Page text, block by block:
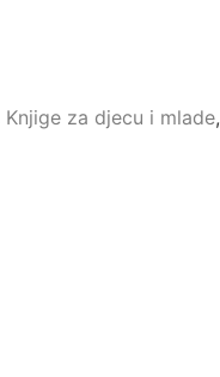
Knjige za djecu i mlade,